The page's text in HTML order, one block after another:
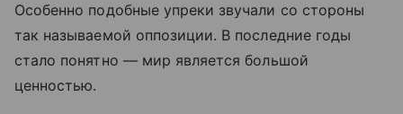
Особенно подобные упреки звучали со стороны
так называемой оппозиции. В последние годы
стало понятно — мир является большой
ценностью.